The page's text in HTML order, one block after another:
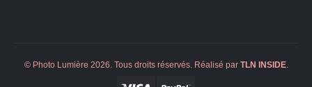
© Photo Lumière 2026. Tous droits réservés. Réalisé par TLN INSIDE.